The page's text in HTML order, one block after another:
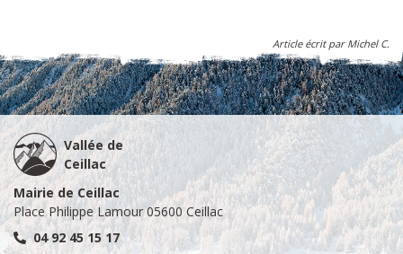
Article écrit par Michel C.
Vallée de
Ceillac
Mairie de Ceillac
Place Philippe Lamour 05600 Ceillac
04 92 45 15 17